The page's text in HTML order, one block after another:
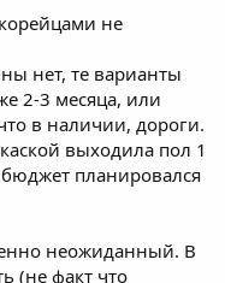
не
нет, те варианты
2-3 месяца, или
в наличии, дороги.
выходила пол 1
планировался
неожиданный. В
(не факт что